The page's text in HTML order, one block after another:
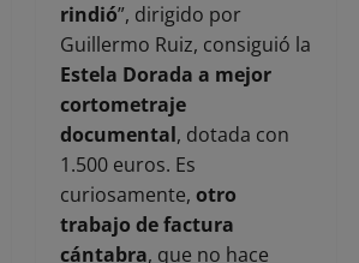
rindió”, dirigido por
Guillermo Ruiz, consiguió la
Estela Dorada a mejor
cortometraje
documental, dotada con
1.500 euros. Es
curiosamente, otro
trabajo de factura
cántabra, que no hace